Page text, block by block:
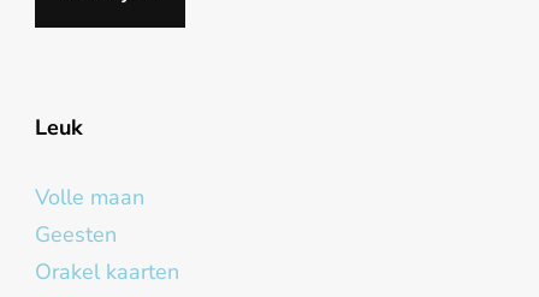
Leuk
Volle maan
Geesten
Orakel kaarten